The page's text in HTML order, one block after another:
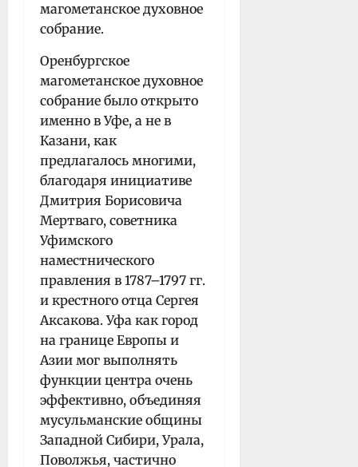
магометанское духовное
собрание.
Оренбургское
магометанское духовное
собрание было открыто
именно в Уфе, а не в
Казани, как
предлагалось многими,
благодаря инициативе
Дмитрия Борисовича
Мертваго, советника
Уфимского
наместнического
правления в 1787–1797 гг.
и крестного отца Сергея
Аксакова. Уфа как город
на границе Европы и
Азии мог выполнять
функции центра очень
эффективно, объединяя
мусульманские общины
Западной Сибири, Урала,
Поволжья, частично